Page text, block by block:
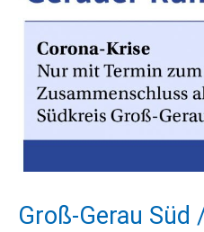
Groß-Gerau Süd